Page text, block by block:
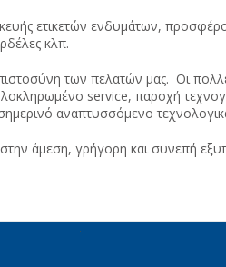
ετικετών ενδυμάτων,
κλπ.
των πελατών μας. Οι
service, παροχή
αναπτυσσόμενο
άμεση, γρήγορη και συνεπή